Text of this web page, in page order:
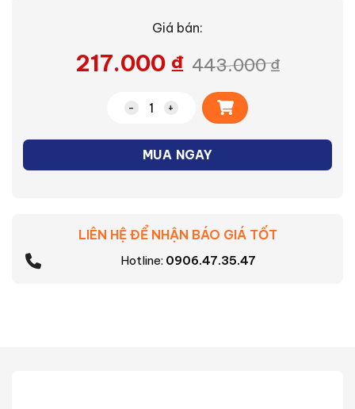
Giá bán:
217.000 ₫ 443.000₫
Đèn bàn LED không bóng NDKC02W
MUA NGAY
Alternative:
LIÊN HỆ ĐỂ NHẬN BÁO GIÁ TỐT
Hotline: 0906.47.35.47